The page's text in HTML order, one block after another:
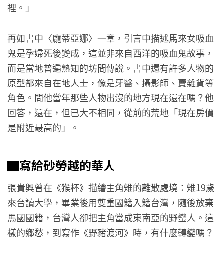
裡。」
再如書中〈龐蒂亞娜〉一章，引言中描述馬來女吸血
鬼是孕婦死後變成，這並非來自西洋的吸血鬼故事，
而是當地普遍熟知的坊間傳說。書中還有許多人物的
原型都來自在地人士，像是牙醫、攝影師、賣雜貨等
角色。問他當年那些人物出沒的地方現在還在嗎？他
回答，還在，但已大不相同，從前的荒地「現在房價
是附近最高的」。
▇寫給砂勞越的華人
張貴興曾在《猴杯》描繪主角雉的離散處境：雉19歲
來台讀大學，畢業後用雙重國籍入籍台灣，隨後放棄
馬國國籍，台灣人卻把主角當成東南亞的野蠻人。這
樣的鄉愁，到寫作《野豬渡河》時，有什麼轉變嗎？